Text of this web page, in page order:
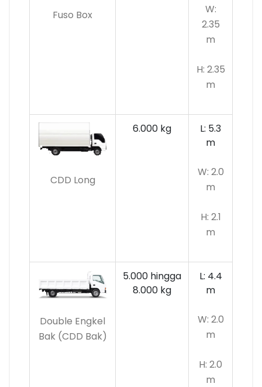
Fuso Box
W:
2.35
m
H: 2.35
m
CDD Long
6.000 kg
L: 5.3
m
W: 2.0
m
H: 2.1
m
Double Engkel
Bak (CDD Bak)
5.000 hingga
8.000 kg
L: 4.4
m
W: 2.0
m
H: 2.0
m